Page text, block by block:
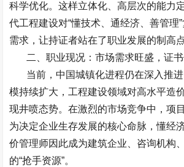
科学优化。这样立体化、高层次的能力
代工程建设对“懂技术、通经济、善管理”
需求，让持证者站在了职业发展的制高点
二、职业现况：市场需求旺盛，证
当前，中国城镇化进程仍在深入推
模持续扩大，工程建设领域对高水平造
现井喷态势。在激烈的市场竞争中，项
为决定企业生存发展的核心命脉，懂经
价管理师因此成为建筑企业、咨询机构
的“抢手资源”。